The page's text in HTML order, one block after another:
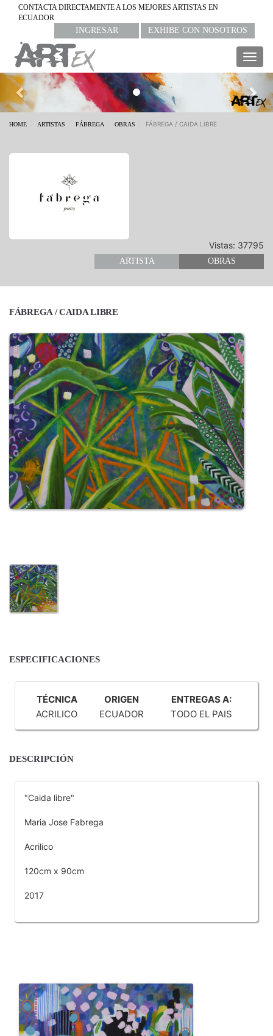
CONTACTA DIRECTAMENTE A LOS MEJORES ARTISTAS EN
ECUADOR
INGRESAR EXHIBE CON NOSOTROS
Previous
HOME ARTISTAS FÁBREGA OBRAS FÁBREGA / CAIDA LIBRE
Vistas: 37795
ARTISTA OBRAS
FÁBREGA / CAIDA LIBRE
ESPECIFICACIONES
TÉCNICA ORIGEN
ENTREGAS A:
ACRILICO
ECUADOR TODO EL PAIS
DESCRIPCIÓN
"Caida libre"
Maria Jose Fabrega
Acrilico
120cm x 90cm
2017